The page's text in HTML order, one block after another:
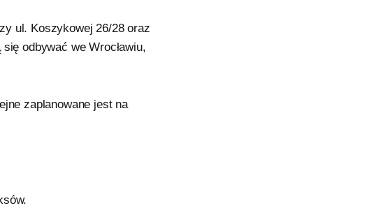
ul. Koszykowej 26/28 oraz
odbywać we Wrocławiu,
zaplanowane jest na